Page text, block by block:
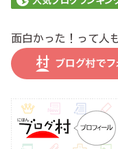
面白かった！って人